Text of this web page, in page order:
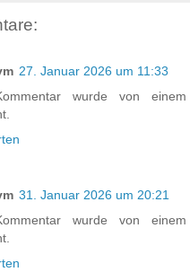
27. Januar 2026 um 11:33
wurde von einem
31. Januar 2026 um 20:21
wurde von einem